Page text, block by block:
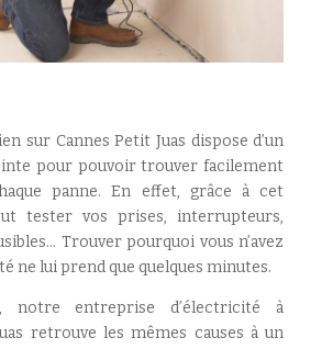
sur Cannes Petit Juas dispose d’un
pour pouvoir trouver facilement
panne. En effet, grâce à cet
tester vos prises, interrupteurs,
Trouver pourquoi vous n’avez
ne lui prend que quelques minutes.
notre entreprise d’électricité à
retrouve les mêmes causes à un